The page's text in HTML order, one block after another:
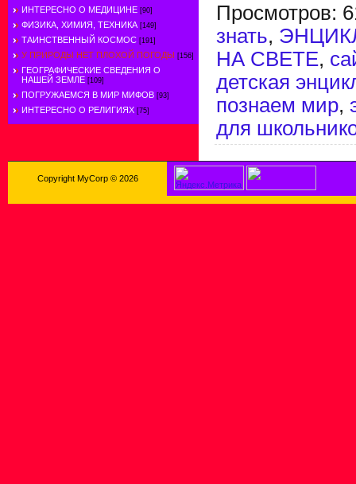
ИНТЕРЕСНО О МЕДИЦИНЕ [90]
ФИЗИКА, ХИМИЯ, ТЕХНИКА [149]
ТАИНСТВЕННЫЙ КОСМОС [191]
У ПРИРОДЫ НЕТ ПЛОХОЙ ПОГОДЫ [156]
ГЕОГРАФИЧЕСКИЕ СВЕДЕНИЯ О
НАШЕЙ ЗЕМЛЕ [109]
ПОГРУЖАЕМСЯ В МИР МИФОВ [93]
ИНТЕРЕСНО О РЕЛИГИЯХ [75]
Просмотров:
знать,
НА СВЕТЕ,
детская
познаем мир,
для
Copyright MyCorp © 2026